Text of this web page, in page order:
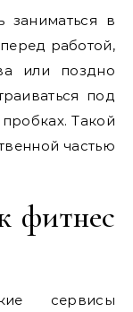
в
работой,
или поздно
под
Такой
частью
фитнес
сервисы